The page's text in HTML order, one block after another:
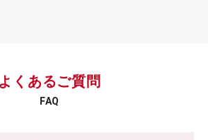
よくあるご質問
FAQ